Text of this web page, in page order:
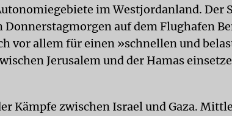
im Westjordanland. Der
auf dem Flughafen
vor allem für einen »schnellen und
Jerusalem und der Hamas
Kämpfe zwischen Israel und Gaza.